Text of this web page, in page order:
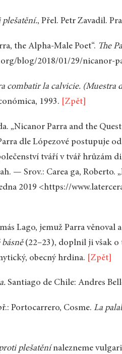
plešatění., Přel. Petr Zavadil.
the Alpha-Male Poet“. The
blog/2018/01/29/nicanor-
combatir la calvicie. (Muestra
1993.
[Zpět]
„Nicanor Parra and the
dle Lópezové postupuje
tváří v tvář hrůzám
— Srov.: Carea ga, Roberto.
2019 <https://
Lago, jemuž Parra věnoval
básně(22–23), doplnil ji však
obecný hrdina.
[Zpět]
Santiago de Chile: Andres
Portocarrero, Cosme.La
plešatěnínalezneme